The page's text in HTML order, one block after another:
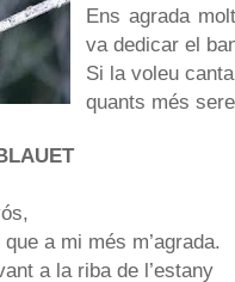
Ens agrada
va dedicar el
Si la voleu
quants més
a mi més m’agrada.
a la riba de l’estany